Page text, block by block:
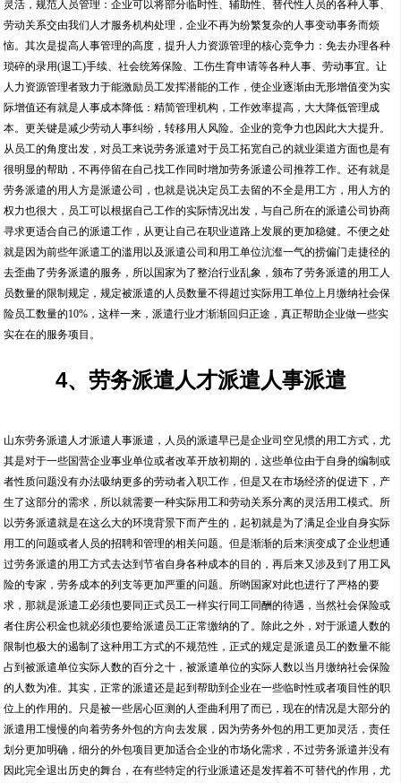
灵活，规范人员管理：企业可以将部分临时性、辅助性、替代性人员的各种人事、
劳动关系交由我们人才服务机构处理，企业不再为纷繁复杂的人事变动事务而烦
恼。其次是提高人事管理的高度，提升人力资源管理的核心竞争力：免去办理各种
琐碎的录用(退工)手续、社会统筹保险、工伤生育申请等各种人事、劳动事宜。让
人力资源管理者致力于能激励员工发挥潜能的工作，使企业逐渐由无形增值变为实
际增值还有就是人事成本降低：精简管理机构，工作效率提高，大大降低管理成
本。更关键是减少劳动人事纠纷，转移用人风险。企业的竞争力也因此大大提升。
从员工的角度出发，对员工来说劳务派遣对于员工拓宽自己的就业渠道方面也是有
很明显的帮助，不再停留在自己找工作同时增加劳务派遣公司推荐工作。还有就是
劳务派遣的用人方是派遣公司，也就是说决定员工去留的不全是用工方，用人方的
权力也很大，员工可以根据自己工作的实际情况出发，与自己所在的派遣公司协商
寻求更适合自己的派遣工作，从更让自己在职业道路上发展的更加稳健。不便之处
就是因为前些年派遣工的滥用以及派遣公司和用工单位沆瀣一气的捞偏门走捷径的
去歪曲了劳务派遣的服务，所以国家为了整治行业乱象，颁布了劳务派遣的用工人
员数量的限制规定，规定被派遣的人员数量不得超过实际用工单位上月缴纳社会保
险员工数量的10%，这样一来，派遣行业才渐渐回归正途，真正帮助企业做一些实
实在在的服务项目。
4、劳务派遣人才派遣人事派遣
山东劳务派遣人才派遣人事派遣，人员的派遣早已是企业司空见惯的用工方式，尤
其是对于一些国营企业事业单位或者改革开放初期的，这些单位由于自身的编制或
者性质问题没有办法吸纳更多的劳动者入职工作，但是又在市场经济的促进下，产
生了这部分的需求，所以就需要一种实际用工和劳动关系分离的灵活用工模式。所
以劳务派遣就是在这么大的环境背景下而产生的，起初就是为了满足企业自身实际
用工的问题或者人员的招聘和管理的相关问题。但是渐渐的后来演变成了企业想通
过劳务派遣的用工方式去达到节省自身各种成本的目的，再后来又涉及到了用工风
险的专家，劳务成本的列支等更加严重的问题。所哟国家对此也进行了严格的要
求，那就是派遣工必须也要同正式员工一样实行同工同酬的待遇，当然社会保险或
者住房公积金也就必须也要给派遣员工正常缴纳的了。除此之外，对于派遣人数的
限制也极大的遏制了这种用工方式的不规范性，正式的规定是派遣员工的数量不能
占到被派遣单位实际人数的百分之十，被派遣单位的实际人数以当月缴纳社会保险
的人数为准。其实，正常的派遣还是起到帮助到企业在一些临时性或者项目性的职
位上的作用的。只是被一些居心叵测的人歪曲利用了而已，现在的情况是大部分的
派遣用工慢慢的向着劳务外包的方向去发展，因为劳务外包的用工更加灵活，责任
划分更加明确，细分的外包项目更加适合企业的市场化需求，不过劳务派遣并没有
因此完全退出历史的舞台，在有些特定的行业派遣还是发挥着不可替代的作用，尤